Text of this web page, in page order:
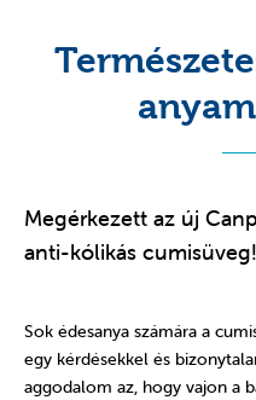
Megérkezett az új
anti-kólikás cumisüveg!
Sok édesanya számára a
egy kérdésekkel és
aggodalom az, hogy vajon a